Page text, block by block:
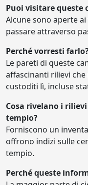
Puoi visitare queste
Alcune sono aperte
passare attraverso
Perché vorresti
Le pareti di queste
affascinanti rilievi
custoditi lì, incluse
Cosa rivelano i
tempio?
Forniscono un
offrono indizi sulle
tempio.
Perché queste